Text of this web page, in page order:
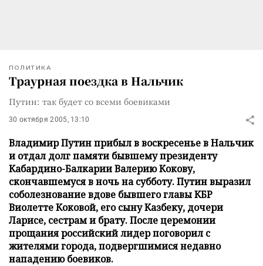
ПОЛИТИКА
Траурная поездка в Нальчик
Путин: так будет со всеми боевиками
30 октября 2005, 13:10
Владимир Путин прибыл в воскресенье в Нальчик
и отдал долг памяти бывшему президенту
Кабардино-Балкарии Валерию Кокову,
скончавшемуся в ночь на субботу. Путин выразил
соболезнование вдове бывшего главы КБР
Виолетте Коковой, его сыну Казбеку, дочери
Ларисе, сестрам и брату. После церемонии
прощания российский лидер поговорил с
жителями города, подвергшимися недавно
нападению боевиков.